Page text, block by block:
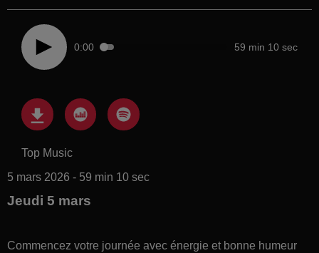
0:00 59 min 10 sec
Top Music
5 mars 2026 - 59 min 10 sec
Jeudi 5 mars
Commencez votre journée avec énergie et bonne humeur